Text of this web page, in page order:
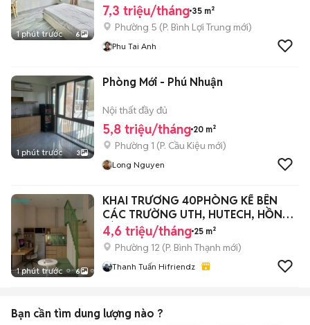
1 phút trước 6
7,3 triệu/tháng 35 m²
Phường 5 (P. Bình Lợi Trung mới)
Phu Tai Anh
1 phút trước 3
Phòng Mới - Phú Nhuận
Nội thất đầy đủ
5,8 triệu/tháng 20 m²
Phường 1 (P. Cầu Kiệu mới)
Long Nguyen
1 phút trước 6
KHAI TRƯƠNG 40PHÒNG KẾ BÊN
CÁC TRƯỜNG UTH, HUTECH, HỒNG
BÀNG, UEF
4,6 triệu/tháng 25 m²
Phường 12 (P. Bình Thạnh mới)
Thanh Tuấn Hifriendz
Bạn cần tìm dung lượng nào ?